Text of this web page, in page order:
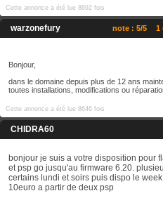
Cette annonce a été lue 8692 fois
warzonefury 1
note : 5/5
Bonjour,
dans le domaine depuis plus de 12 ans
toutes installations, modifications ou
Cette annonce a été lue 8646 fois
CHIDRA60
bonjour je suis a votre disposition pour
et psp go jusqu'au firmware 6.20.
certains lundi et soirs puis dispo le
10euro a partir de deux psp